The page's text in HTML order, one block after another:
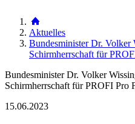
Aktuelles
Bundesminister Dr.
Schirmherrschaft für
Bundesminister Dr. Volker
Schirmherrschaft für PROFI Pro
15.06.2023